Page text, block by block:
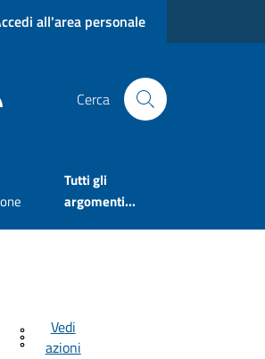
all'area personale
Cerca
Tutti gli
argomenti...
Vedi
azioni